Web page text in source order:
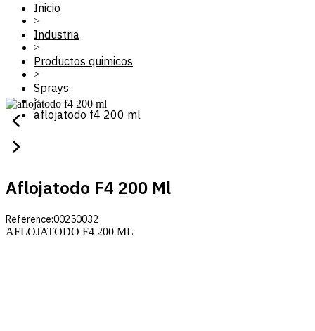
Inicio
>
Industria
>
Productos quimicos
>
Sprays
>
aflojatodo f4 200 ml
Aflojatodo F4 200 Ml
Reference:00250032
AFLOJATODO F4 200 ML